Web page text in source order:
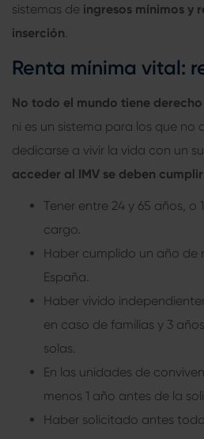
sistemas de ingresos mínimos y
inserción
Renta mínima vital:
No todo el mundo tiene
ni es un sistema para los que no
dedicarse a vivir la vida con un
acceder al IMV se deben
Tener entre 24 y 65 años, o
cargo.
Haber cumplido un año de
España.
Haber vivido
en caso de familias y 3
solas.
En las unidades de
menos 1 año antes de la
Haber solicitado antes